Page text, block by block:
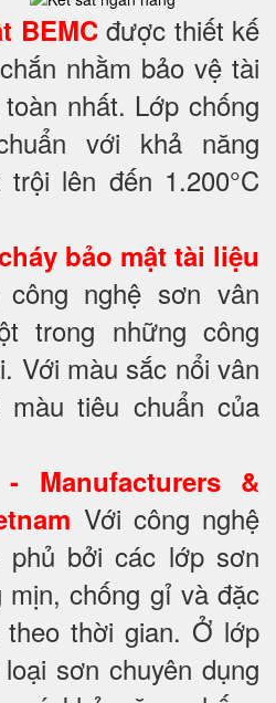
BEMCđược thiết kế
nhằm bảo vệ tài
nhất. Lớp chống
với khả năng
lên đến 1.200°C
bảo mật tài liệu
nghệ sơn vân
trong những công
Với màu sắc nổi vân
tiêu chuẩn của
Manufacturers &
Với công nghệ
bởi các lớp sơn
mịn, chống gỉ và đặc
thời gian. Ở lớp
sơn chuyên dụng